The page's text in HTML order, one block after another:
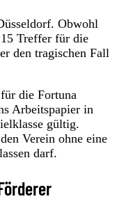
Obwohl
Treffer für die
den tragischen Fall
die Fortuna
Arbeitspapier in
gültig.
Verein ohne eine
darf.